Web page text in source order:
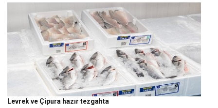
Levrek ve Çipura hazır tezgahta